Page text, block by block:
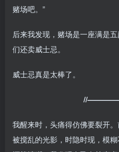
赌场吧。”
后来我发现，赌场是一座满是
们还卖威士忌。
威士忌真是太棒了。
//
我醒来时，头痛得仿佛要裂开
被搅乱的光影，时隐时现，模